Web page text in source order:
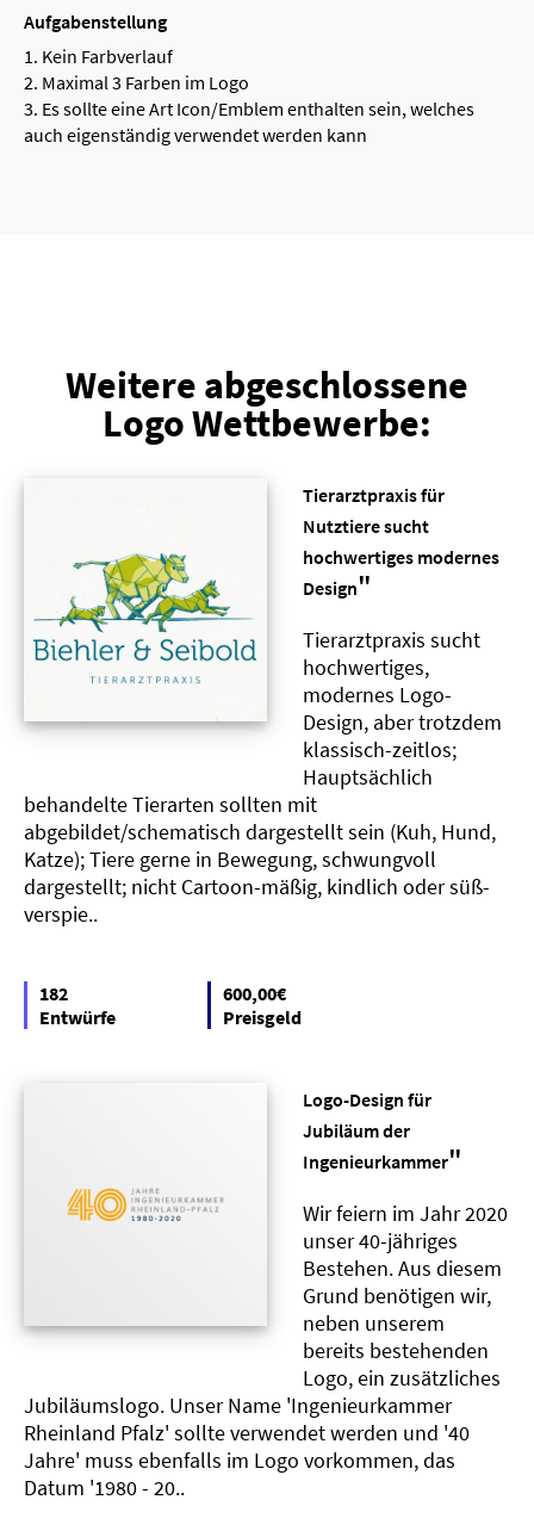
Aufgabenstellung
1. Kein Farbverlauf
2. Maximal 3 Farben im Logo
3. Es sollte eine Art Icon/Emblem enthalten sein, welches
auch eigenständig verwendet werden kann
Weitere abgeschlossene
Logo Wettbewerbe:
Tierarztpraxis für
Nutztiere sucht
hochwertiges modernes
Design"
Tierarztpraxis sucht
hochwertiges,
modernes Logo-
Design, aber trotzdem
klassisch-zeitlos;
Hauptsächlich
behandelte Tierarten sollten mit
abgebildet/schematisch dargestellt sein (Kuh, Hund,
Katze); Tiere gerne in Bewegung, schwungvoll
dargestellt; nicht Cartoon-mäßig, kindlich oder süß-
verspie..
182
Entwürfe
600,00€
Preisgeld
Logo-Design für
Jubiläum der
Ingenieurkammer"
Wir feiern im Jahr 2020
unser 40-jähriges
Bestehen. Aus diesem
Grund benötigen wir,
neben unserem
bereits bestehenden
Logo, ein zusätzliches
Jubiläumslogo. Unser Name 'Ingenieurkammer
Rheinland Pfalz' sollte verwendet werden und '40
Jahre' muss ebenfalls im Logo vorkommen, das
Datum '1980 - 20..